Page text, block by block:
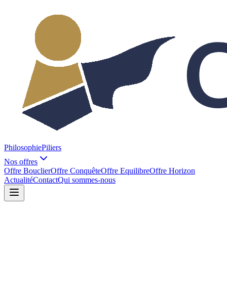
PhilosophiePiliers
Nos offres
Offre BouclierOffre ConquêteOffre EquilibreOffre Horizon
ActualitéContactQui sommes-nous